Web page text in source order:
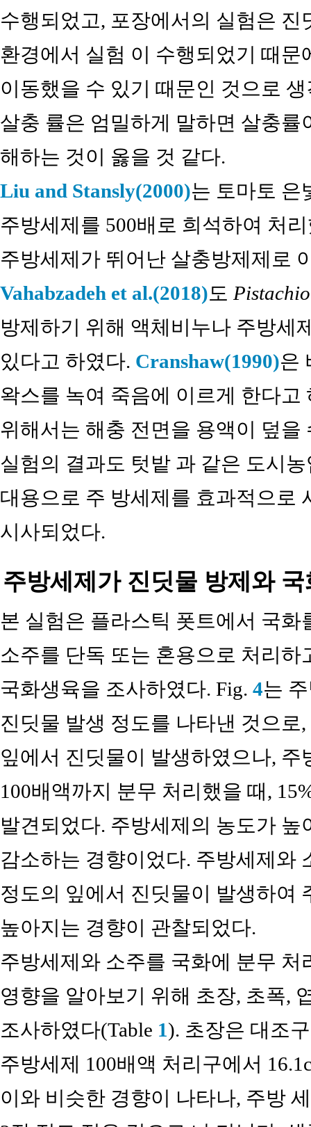
수행되었고, 포장에서의 실험은 진
환경에서 실험 이 수행되었기 때
이동했을 수 있기 때문인 것으로
살충 률은 엄밀하게 말하면 살충
해하는 것이 옳을 것 같다.
Liu and Stansly(2000)는 토마토 은
주방세제를 500배로 희석하여 처
주방세제가 뛰어난 살충방제제로
Vahabzadeh et al.(2018)도
방제하기 위해 액체비누나 주방세
있다고 하였다. Cranshaw(1990)은
왁스를 녹여 죽음에 이르게 한다
위해서는 해충 전면을 용액이 덮을
실험의 결과도 텃밭 과 같은 도시
대용으로 주 방세제를 효과적으로
시사되었다.
주방세제가 진딧물 방제와
본 실험은 플라스틱 폿트에서 국
소주를 단독 또는 혼용으로 처리하
국화생육을 조사하였다. Fig. 4는
진딧물 발생 정도를 나타낸 것으로
잎에서 진딧물이 발생하였으나, 주
100배액까지 분무 처리했을 때,
발견되었다. 주방세제의 농도가
감소하는 경향이었다. 주방세제와
정도의 잎에서 진딧물이 발생하여
높아지는 경향이 관찰되었다.
주방세제와 소주를 국화에 분무
영향을 알아보기 위해 초장, 초폭,
조사하였다(Table 1). 초장은 대조
주방세제 100배액 처리구에서
이와 비슷한 경향이 나타나, 주방